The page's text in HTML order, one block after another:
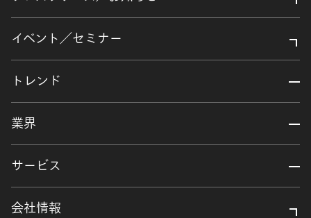
イベント／セミナー
トレンド
業界
サービス
会社情報